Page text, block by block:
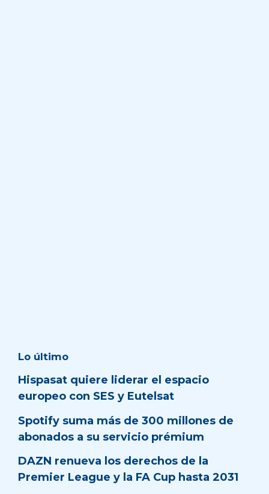
Lo último
Hispasat quiere liderar el espacio
europeo con SES y Eutelsat
Spotify suma más de 300 millones de
abonados a su servicio prémium
DAZN renueva los derechos de la
Premier League y la FA Cup hasta 2031